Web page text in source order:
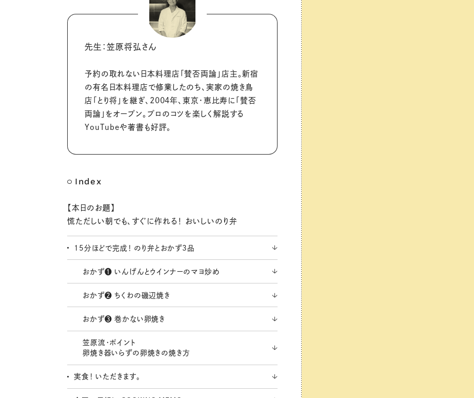
先生：笠原将弘さん
予約の取れない日本料理店「賛否両論」店主。新宿
の有名日本料理店で修業したのち、実家の焼き鳥
店「とり将」を継ぎ、 2004年、東京・恵比寿に「賛否
両論」をオープン。プロのコツを楽しく解説する
YouTubeや著書も好評。
Index
【本日のお題】
慌ただしい朝でも、すぐに作れる！ おいしいのり弁
15分ほどで完成！ のり弁とおかず3品
おかず❶ いんげんとウインナーのマヨ炒め
おかず❷ ちくわの磯辺焼き
おかず❸ 巻かない卵焼き
笠原流・ポイント
卵焼き器いらずの卵焼きの焼き方
実食！ いただきます。